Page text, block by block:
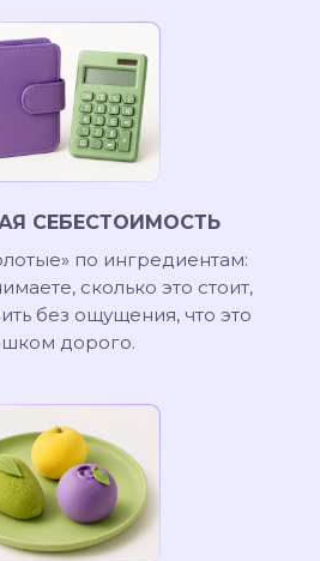
по ингредиентам:
сколько это стоит,
без ощущения, что это
дорого.
СЕБЕСТОИМОСТЬ